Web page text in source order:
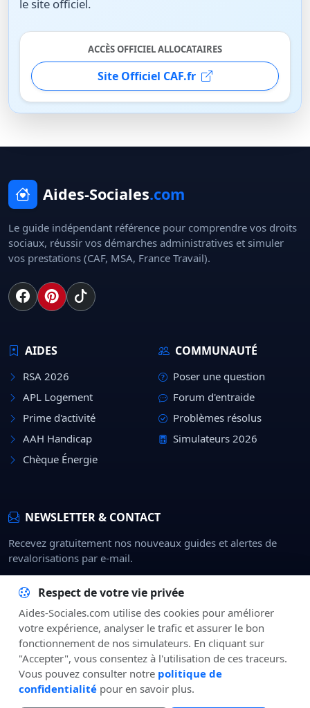
le site officiel.
ACCÈS OFFICIEL ALLOCATAIRES
Site Officiel CAF.fr
Aides-Sociales.com
Le guide indépendant référence pour comprendre vos droits
sociaux, réussir vos démarches administratives et simuler
vos prestations (CAF, MSA, France Travail).
AIDES
RSA 2026
APL Logement
Prime d'activité
AAH Handicap
Chèque Énergie
COMMUNAUTÉ
Poser une question
Forum d'entraide
Problèmes résolus
Simulateurs 2026
NEWSLETTER & CONTACT
Recevez gratuitement nos nouveaux guides et alertes de
revalorisations par e-mail.
À Propos CGUConfidentialitéMentions LégalesContact
© 2026Aides-Sociales.com— Média indépendant d'information sur
Respect de votre vie privée
Aides-Sociales.com utilise des cookies pour améliorer
votre expérience, analyser le trafic et assurer le bon
fonctionnement de nos simulateurs. En cliquant sur
"Accepter", vous consentez à l'utilisation de ces traceurs.
Vous pouvez consulter notre politique de
confidentialité pour en savoir plus.